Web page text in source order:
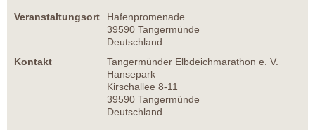
Veranstaltungsort
Hafenpromenade
39590 Tangermünde
Deutschland
Kontakt
Tangermünder Elbdeichmarathon e. V.
Hansepark
Kirschallee 8-11
39590 Tangermünde
Deutschland